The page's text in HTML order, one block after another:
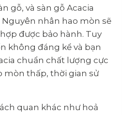
gỗ, và sàn gỗ Acacia
nhân hao mòn sẽ
được bảo hành. Tuy
không đáng kể và bạn
chuẩn chất lượng cực
mòn thấp, thời gian sử
quan khác như hoả